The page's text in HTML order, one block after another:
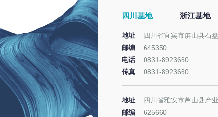
四川基地 浙江基地
地址
四川省宜宾市屏山县石
邮编
645350
电话
0831-8923660
传真
0831-8923660
地址
四川省雅安市芦山县产
邮编
625660